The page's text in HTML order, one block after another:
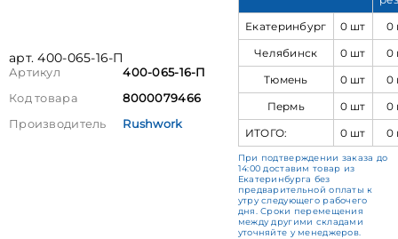
арт. 400-065-16-П
Артикул
400-065-16-П
Код товара
8000079466
Производитель
Rushwork
Екатеринбург
0 шт
0
Челябинск
0 шт
0
Тюмень
0 шт
0
Пермь
0 шт
0
ИТОГО:
0 шт 0
При подтверждении заказа до
14:00 доставим товар из
Екатеринбурга без
предварительной оплаты к
утру следующего рабочего
дня. Сроки перемещения
между другими складами
уточняйте у менеджеров.